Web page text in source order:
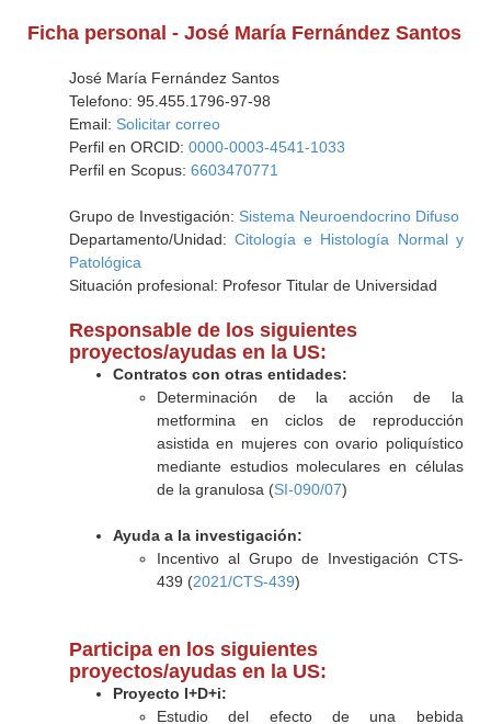
Ficha personal - José María Fernández Santos
José María Fernández Santos
Telefono: 95.455.1796-97-98
Email: Solicitar correo
Perfil en ORCID: 0000-0003-4541-1033
Perfil en Scopus: 6603470771
Grupo de Investigación: Sistema Neuroendocrino Difuso
Departamento/Unidad:Citología e Histología Normal y
Patológica
Situación profesional: Profesor Titular de Universidad
Responsable de los siguientes
proyectos/ayudas en la US:
Contratos con otras entidades:
Determinación de la acción de la
metformina en ciclos de reproducción
asistida en mujeres con ovario poliquístico
mediante estudios moleculares en células
de la granulosa (SI-090/07)
Ayuda a la investigación:
Incentivo al Grupo de Investigación CTS-
439 (2021/CTS-439)
Participa en los siguientes
proyectos/ayudas en la US:
Proyecto I+D+i:
Estudio del efecto de una bebida